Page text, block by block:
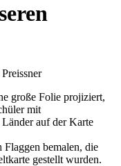
große Folie projiziert,
mit
auf der Karte
Flaggen bemalen, die
gestellt wurden.